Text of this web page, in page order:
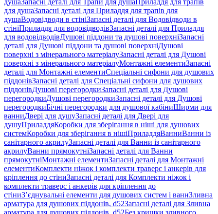
душаЗапасні деталі для Трапи для душаПриладдя для трапів
для душаЗапасні деталі для Приладдя для трапів для
душаВодовідводи в стініЗапасні деталі для Водовідводи в
стініПриладдя для водовідводівЗапасні деталі для Приладдя
для водовідводівДушові піддони та душові поверхніЗапасні
деталі для Душові піддони та душові поверхніДушові
поверхні з мінерального матеріалуЗапасні деталі для Душові
поверхні з мінерального матеріалуМонтажні елементиЗапасні
деталі для Монтажні елементиСпеціальні сифони для душових
піддонівЗапасні деталі для Спеціальні сифони для душових
піддонівДушові перегородкиЗапасні деталі для Душові
перегородкиДушові перегородкиЗапасні деталі для Душові
перегородкиБічні перегородки для душової кабіниШирми для
ванниДвері для душуЗапасні деталі для Двері для
душуПриладдяКоробки для зберігання в ніші для душових
системКоробки для зберігання в нішіПриладдяВанниВанни із
санітарного акрилуЗапасні деталі для Ванни із санітарного
акрилуВанни прямокутніЗапасні деталі для Ванни
прямокутніМонтажні елементиЗапасні деталі для Монтажні
елементиКомплекти ніжок і комплекти траверс і анкерів для
кріплення до стіниЗапасні деталі для Комплекти ніжок і
комплекти траверс і анкерів для кріплення до
стіниЗ’єднувальні елементи для душових систем і ваннЗливна
арматура для душових піддонів, d52Запасні деталі для Зливна
арматура для душових піддонів, d52Без кришки зливного